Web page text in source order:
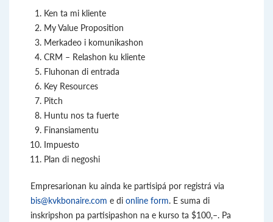
Ken ta mi kliente
My Value Proposition
Merkadeo i komunikashon
CRM – Relashon ku kliente
Fluhonan di entrada
Key Resources
Pitch
Huntu nos ta fuerte
Finansiamentu
Impuesto
Plan di negoshi
Empresarionan ku ainda ke partisipá por registrá via
bis@kvkbonaire.com e di online form. E suma di
inskripshon pa partisipashon na e kurso ta $100,–. Pa